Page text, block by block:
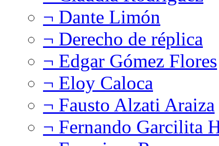
¬ Dante Limón
¬ Derecho de réplica
¬ Edgar Gómez Flores
¬ Eloy Caloca
¬ Fausto Alzati Araiza
¬ Fernando Garcilita